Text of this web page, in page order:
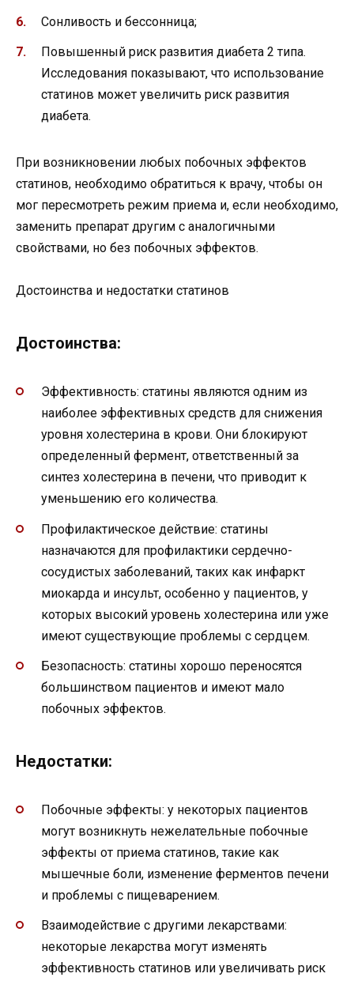
Сонливость и бессонница;
Повышенный риск развития диабета 2 типа.
Исследования показывают, что использование
статинов может увеличить риск развития
диабета.
При возникновении любых побочных эффектов
статинов, необходимо обратиться к врачу, чтобы он
мог пересмотреть режим приема и, если необходимо,
заменить препарат другим с аналогичными
свойствами, но без побочных эффектов.
Достоинства и недостатки статинов
Достоинства:
Эффективность: статины являются одним из
наиболее эффективных средств для снижения
уровня холестерина в крови. Они блокируют
определенный фермент, ответственный за
синтез холестерина в печени, что приводит к
уменьшению его количества.
Профилактическое действие: статины
назначаются для профилактики сердечно-
сосудистых заболеваний, таких как инфаркт
миокарда и инсульт, особенно у пациентов, у
которых высокий уровень холестерина или уже
имеют существующие проблемы с сердцем.
Безопасность: статины хорошо переносятся
большинством пациентов и имеют мало
побочных эффектов.
Недостатки:
Побочные эффекты: у некоторых пациентов
могут возникнуть нежелательные побочные
эффекты от приема статинов, такие как
мышечные боли, изменение ферментов печени
и проблемы с пищеварением.
Взаимодействие с другими лекарствами:
некоторые лекарства могут изменять
эффективность статинов или увеличивать риск